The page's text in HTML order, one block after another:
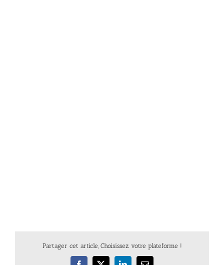
Partager cet article, Choisissez votre plateforme !